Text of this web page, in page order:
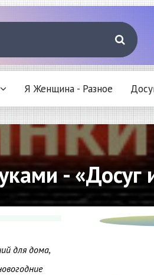
Я Женщина - Разное
- «Досуг
для дома,